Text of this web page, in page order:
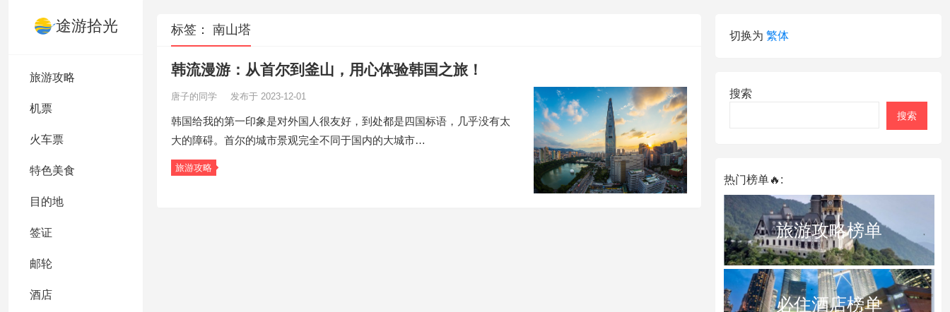
途游拾光
旅游攻略
机票
火车票
特色美食
目的地
签证
邮轮
酒店
标签： 南山塔
韩流漫游：从首尔到釜山，用心体验韩国之旅！
唐子的同学 发布于 2023-12-01
韩国给我的第一印象是对外国人很友好，到处都是四国标语，几乎没有太
大的障碍。首尔的城市景观完全不同于国内的大城市…
旅游攻略
切换为 繁体
搜索
搜索
热门榜单🔥:
旅游攻略榜单
必住酒店榜单